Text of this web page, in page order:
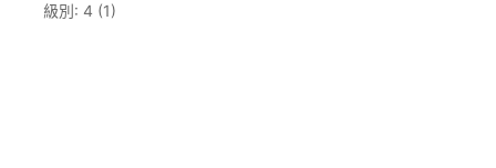
級別: 4 (1)